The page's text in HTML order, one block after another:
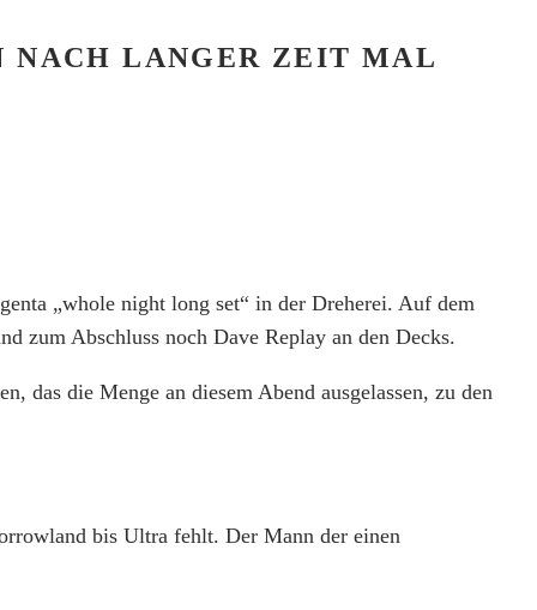
NACH LANGER ZEIT MAL
„whole night long set“ in der Dreherei. Auf dem
zum Abschluss noch Dave Replay an den Decks.
das die Menge an diesem Abend ausgelassen, zu den
bis Ultra fehlt. Der Mann der einen